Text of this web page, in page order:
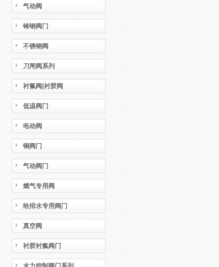
气动阀
铸钢阀门
不锈钢阀
刀闸阀系列
衬氟阀|衬胶阀
低温阀门
电动阀
铜阀门
气动阀门
燃气专用阀
给排水专用阀门
真空阀
衬胶衬氟阀门